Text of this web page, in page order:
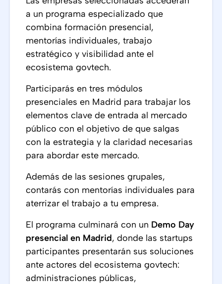
a un programa especializado que
combina formación presencial,
mentorías individuales, trabajo
estratégico y visibilidad ante el
ecosistema govtech.
Participarás en tres módulos
presenciales en Madrid para trabajar los
elementos clave de entrada al mercado
público con el objetivo de que salgas
con la estrategia y la claridad necesarias
para abordar este mercado.
Además de las sesiones grupales,
contarás con mentorías individuales para
aterrizar el trabajo a tu empresa.
El programa culminará con un Demo Day
presencial en Madrid, donde las startups
participantes presentarán sus soluciones
ante actores del ecosistema govtech:
administraciones públicas,